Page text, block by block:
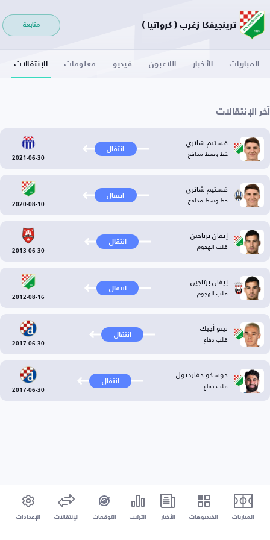
ترينجيفكا زغرب ( كرواتيا ) متابعة
المباريات الأخبار اللاعبون فيديو معلومات الإنتقالات
آخر الإنتقالات
فستيم شاتري
خط وسط مدافع انتقال
2021-06-30
فستيم شاتري
خط وسط مدافع انتقال
2020-08-10
إيفان برتاجين
قلب الهجوم انتقال
2013-06-30
إيفان برتاجين
قلب الهجوم انتقال
2012-08-16
تينو أجيك
قلب دفاع انتقال
2017-06-30
جوسكو جفارديول
قلب دفاع انتقال
2017-06-30
المباريات الفيديوهات الأخبار الترتيب التوقعات الإنتقالات الإعدادات